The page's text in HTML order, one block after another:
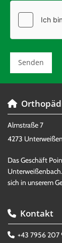

Almstraße 7
4273
Das Geschäft
sich in unserem
 Kontakt
 +43 7956 207